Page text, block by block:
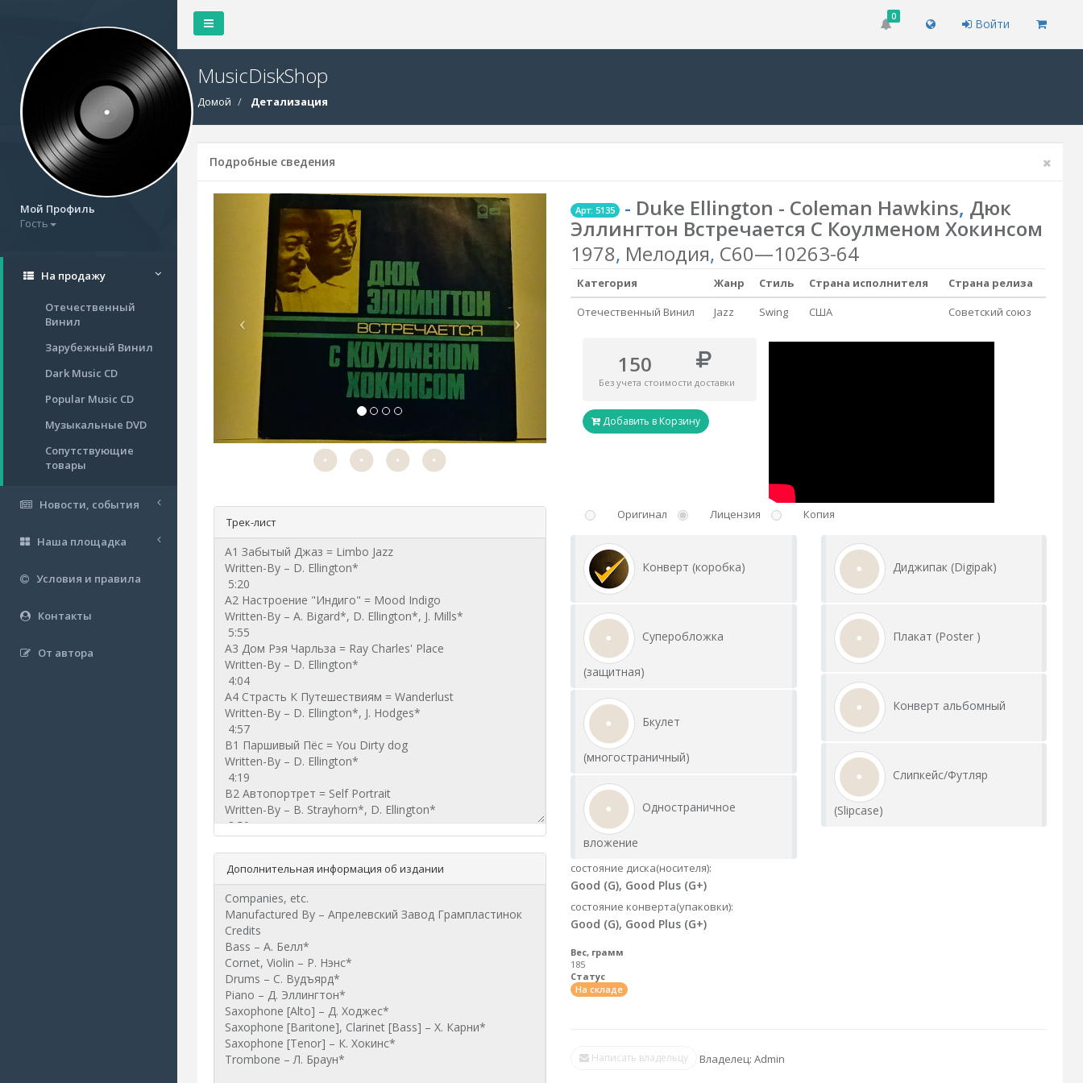
Мой Профиль
Гость
На продажу
Отечественный
Винил
Зарубежный Винил
Dark Music CD
Popular Music CD
Музыкальные DVD
Сопутствующие
товары
Новости, события
Наша площадка
Условия и правила
Контакты
От автора
0 Войти
MusicDiskShop
Домой Детализация
Подробные сведения
Арт: 5135 - Duke Ellington - Coleman Hawkins, Дюк
Эллингтон Встречается С Коулменом Хокинсом
1978, Мелодия, С60—10263-64
Категория Жанр Стиль Страна исполнителя
Страна релиза
Отечественный Винил
Jazz Swing США Советский союз
150
Без учета стоимости доставки
Добавить в Корзину
Трек-лист
Дополнительная информация об издании
Оригинал Лицензия Копия
Конверт (коробка)
Суперобложка
(защитная)
Бкулет
(многостраничный)
Одностраничное
вложение
Диджипак (Digipak)
Плакат (Poster )
Конверт альбомный
Слипкейс/Футляр
(Slipcase)
состояние диска(носителя):
Good (G), Good Plus (G+)
состояние конверта(упаковки):
Good (G), Good Plus (G+)
Вес, грамм
185
Статус
На складе
Написать владельцу Владелец: Admin